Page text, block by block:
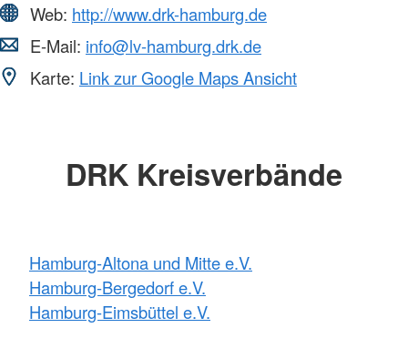
Web: http://www.drk-hamburg.de
E-Mail: info@lv-hamburg.drk.de
Karte: Link zur Google Maps Ansicht
DRK Kreisverbände
Hamburg-Altona und Mitte e.V.
Hamburg-Bergedorf e.V.
Hamburg-Eimsbüttel e.V.